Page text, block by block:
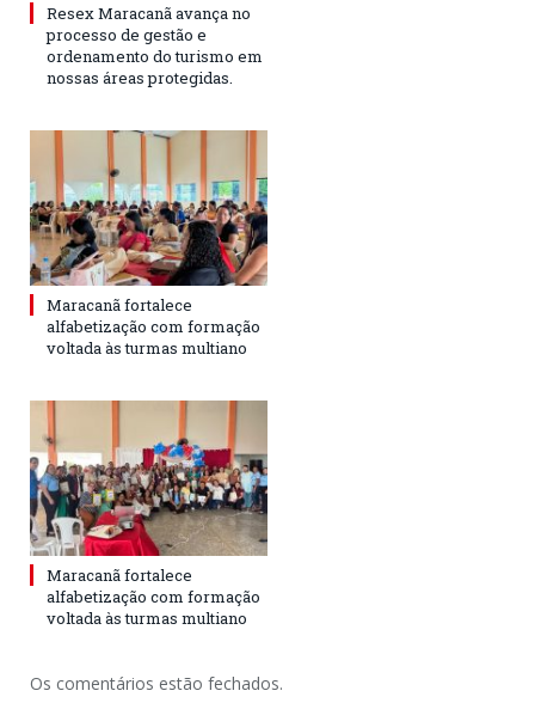
Resex Maracanã avança no
processo de gestão e
ordenamento do turismo em
nossas áreas protegidas.
Maracanã fortalece
alfabetização com formação
voltada às turmas multiano
Maracanã fortalece
alfabetização com formação
voltada às turmas multiano
Os comentários estão fechados.